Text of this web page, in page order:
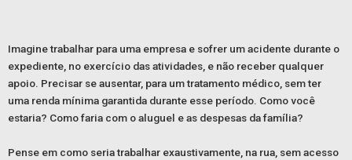
Imagine trabalhar para uma empresa e sofrer um acidente durante o
expediente, no exercício das atividades, e não receber qualquer
apoio. Precisar se ausentar, para um tratamento médico, sem ter
uma renda mínima garantida durante esse período. Como você
estaria? Como faria com o aluguel e as despesas da família? ⠀
Pense em como seria trabalhar exaustivamente, na rua, sem acesso